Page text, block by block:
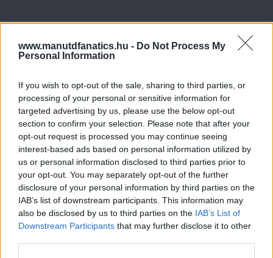
www.manutdfanatics.hu - Do Not Process My
Personal Information
If you wish to opt-out of the sale, sharing to third parties, or
processing of your personal or sensitive information for
targeted advertising by us, please use the below opt-out
section to confirm your selection. Please note that after your
opt-out request is processed you may continue seeing
interest-based ads based on personal information utilized by
us or personal information disclosed to third parties prior to
your opt-out. You may separately opt-out of the further
disclosure of your personal information by third parties on the
IAB’s list of downstream participants. This information may
also be disclosed by us to third parties on the IAB’s List of
Downstream Participants that may further disclose it to other